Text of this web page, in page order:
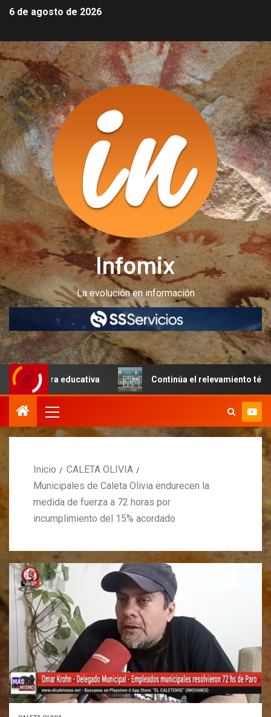
6 de agosto de 2026
Infomix
La evolución en información
educativa Continúa el relevamiento técnico en
Inicio
CALETA OLIVIA
Municipales de Caleta Olivia endurecen la
medida de fuerza a 72 horas por
incumplimiento del 15% acordado